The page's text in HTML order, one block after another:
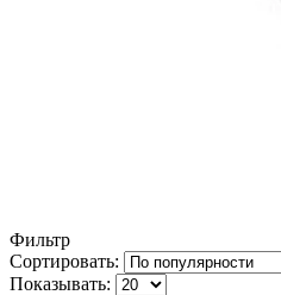
Фильтр
Сортировать:
Показывать: